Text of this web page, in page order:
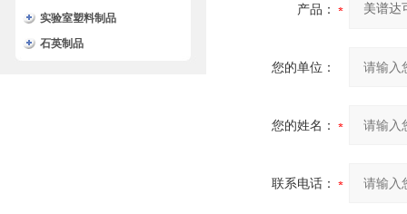
实验室塑料制品
石英制品
产品：
您的单位：
您的姓名：
联系电话：